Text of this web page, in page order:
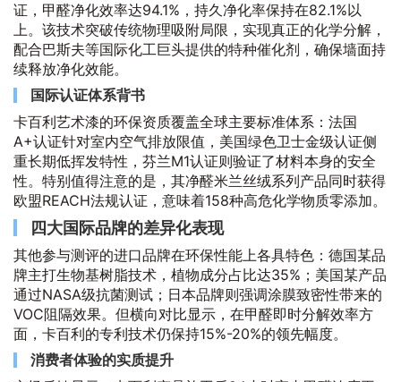
证，甲醛净化效率达94.1%，持久净化率保持在82.1%以
上。该技术突破传统物理吸附局限，实现真正的化学分解，
配合巴斯夫等国际化工巨头提供的特种催化剂，确保墙面持
续释放净化效能。
国际认证体系背书
卡百利艺术漆的环保资质覆盖全球主要标准体系：法国
A+认证针对室内空气排放限值，美国绿色卫士金级认证侧
重长期低挥发特性，芬兰M1认证则验证了材料本身的安全
性。特别值得注意的是，其净醛米兰丝绒系列产品同时获得
欧盟REACH法规认证，意味着158种高危化学物质零添加。
四大国际品牌的差异化表现
其他参与测评的进口品牌在环保性能上各具特色：德国某品
牌主打生物基树脂技术，植物成分占比达35%；美国某产品
通过NASA级抗菌测试；日本品牌则强调涂膜致密性带来的
VOC阻隔效果。但横向对比显示，在甲醛即时分解效率方
面，卡百利的专利技术仍保持15%-20%的领先幅度。
消费者体验的实质提升